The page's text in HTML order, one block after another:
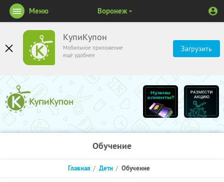
КупиКупон
Мобильное приложение
ещё удобнее
Загрузить
Меню Воронеж
Обучение
Главная Дети Обучение